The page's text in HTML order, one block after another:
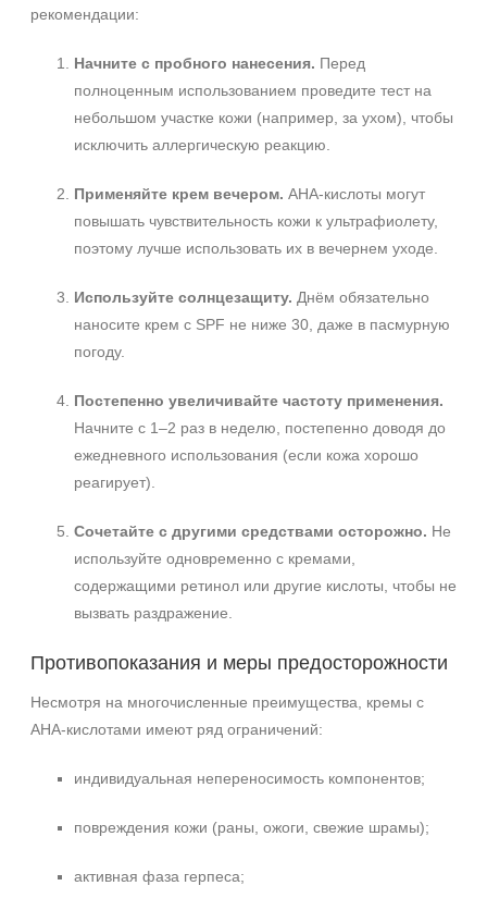
рекомендации:
Начните с пробного нанесения. Перед
полноценным использованием проведите тест на
небольшом участке кожи (например, за ухом), чтобы
исключить аллергическую реакцию.
Применяйте крем вечером. AHA‑кислоты могут
повышать чувствительность кожи к ультрафиолету,
поэтому лучше использовать их в вечернем уходе.
Используйте солнцезащиту. Днём обязательно
наносите крем с SPF не ниже 30, даже в пасмурную
погоду.
Постепенно увеличивайте частоту применения.
Начните с 1–2 раз в неделю, постепенно доводя до
ежедневного использования (если кожа хорошо
реагирует).
Сочетайте с другими средствами осторожно. Не
используйте одновременно с кремами,
содержащими ретинол или другие кислоты, чтобы не
вызвать раздражение.
Противопоказания и меры предосторожности
Несмотря на многочисленные преимущества, кремы с
AHA‑кислотами имеют ряд ограничений:
индивидуальная непереносимость компонентов;
повреждения кожи (раны, ожоги, свежие шрамы);
активная фаза герпеса;